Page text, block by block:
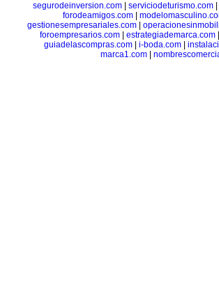
segurodeinversion.com| serviciodeturismo.com|
forodeamigos.com
gestionesempresariales.com
foroempresarios.com| estrategiademarca.com
guiadelascompras.com
i-boda.com
marca1.com